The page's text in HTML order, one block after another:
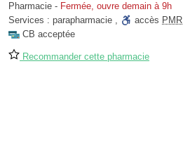
Pharmacie - Fermée, ouvre demain à 9h
Services : parapharmacie , accès PMR
CB acceptée
Recommander cette pharmacie